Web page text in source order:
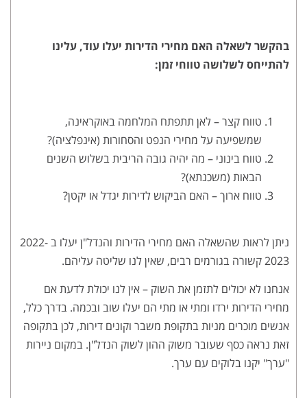
בהקשר לשאלה האם מחירי הדירות יעלו עוד, עלינו
להתייחס לשלושה טווחי זמן:
טווח קצר – לאן תתפתח המלחמה באוקראינה,
שמשפיעה על מחירי הנפט והסחורות (אינפלציה)?
טווח בינוני – מה יהיה גובה הריבית בשלוש השנים
הבאות (משכנתא)?
טווח ארוך – האם הביקוש לדירות יגדל או יקטן?
ניתן לראות שהשאלה האם מחירי הדירות והנדל"ן יעלו ב 2022-
2023 קשורה בגורמים רבים, שאין לנו שליטה עליהם.
אנחנו לא יכולים לתזמן את השוק – אין לנו יכולת לדעת אם
מחירי הדירות ירדו ומתי או מתי הם יעלו שוב ובכמה. בדרך כלל,
אנשים מוכרים מניות בתקופת משבר וקונים דירות, לכן בתקופה
זאת נראה כסף שעובר משוק ההון לשוק הנדל"ן. במקום ניירות
"ערך" יקנו בלוקים עם ערך.